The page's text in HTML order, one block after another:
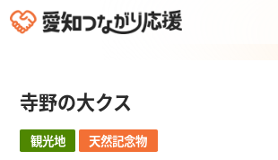
寺野の大クス
観光地 天然記念物